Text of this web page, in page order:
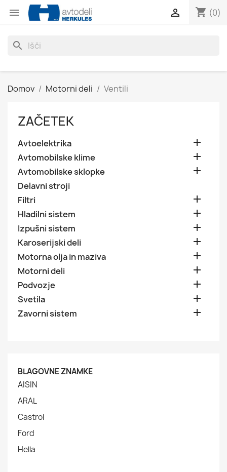
 shopping_cart (0)

search
Domov Motorni deli Ventili
ZAČETEK
Avtoelektrika 
Avtomobilske klime 
Avtomobilske sklopke 
Delavni stroji
Filtri

Hladilni sistem 
Izpušni sistem 
Karoserijski deli 
Motorna olja in maziva 
Motorni deli 
Podvozje 
Svetila 
Zavorni sistem 
BLAGOVNE ZNAMKE
AISIN
ARAL
Castrol
Ford
Hella